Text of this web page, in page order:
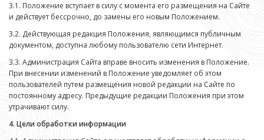
3.1. Положение вступает в силу с момента его размещения на Сайте
и действует бессрочно, до замены его новым Положением.
3.2. Действующая редакция Положения, являющимся публичным
документом, доступна любому пользователю сети Интернет.
3.3. Администрация Сайта вправе вносить изменения в Положение.
При внесении изменений в Положение уведомляет об этом
пользователей путем размещения новой редакции на Сайте по
постоянному адресу. Предыдущие редакции Положения при этом
утрачивают силу.
4. Цели обработки информации